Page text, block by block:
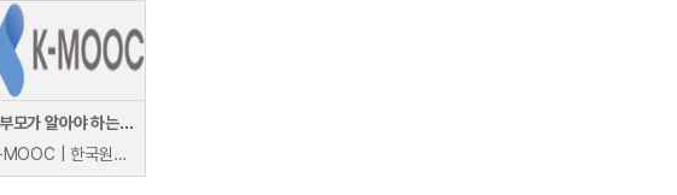
학부모가 알아야 하는 인공지능 교육의 이해
K-MOOC | 한국원격대학협의회 AI융합교육원 이성태